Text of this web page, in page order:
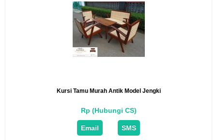
Kursi Tamu Murah Antik Model Jengki
Rp (Hubungi CS)
Email SMS